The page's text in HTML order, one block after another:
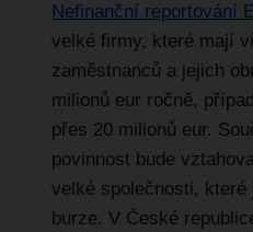
Nefinanční reportování
velké firmy, které mají
zaměstnanců a jejich
milionů eur ročně,
přes 20 milionů eur.
povinnost bude
velké společnosti, které
burze. V České